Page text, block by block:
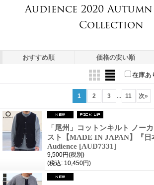
Audience 2020
Collection
おすすめ順 価格の安い順
在庫あ
1 2 3 11 次»
「尾州」コットンキルト ノー
スト【MADE IN JAPAN】『日
Audience [AUD7331]
9,500円(税別)
(税込: 10,450円)